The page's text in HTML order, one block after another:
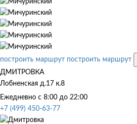
построить маршрут построить маршрут
ДМИТРОВКА
Лобненская д.17 к.8
Ежедневно с 8:00 до 22:00
+7 (499) 450-63-77